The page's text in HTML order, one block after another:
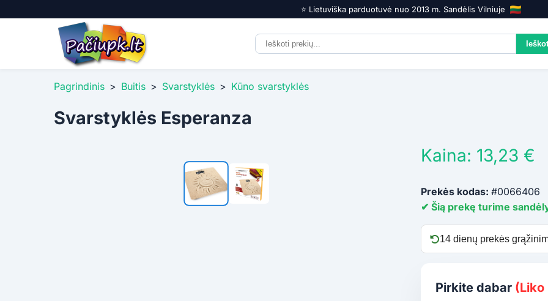
⭐️ Lietuviška parduotuvė nuo 2013 m. Sandėlis Vilniuje
Pagrindinis > Buitis > Svarstyklės > Kūno svarstyklės
Svarstyklės Esperanza
Kaina: 13,23 €
Prekės kodas: #0066406
✔ Šią prekę turime
14 dienų prekės
Pirkite dabar (Liko